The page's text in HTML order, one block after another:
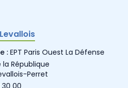
: EPT Paris Ouest La Défense
la République
Perret
30 00